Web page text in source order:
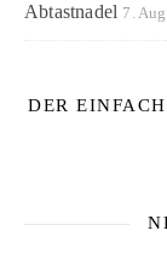
Abtastnadel 7.
DER